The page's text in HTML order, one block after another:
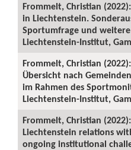
Frommelt, Christian
in Liechtenstein.
Sportumfrage und
Liechtenstein-Institut,
Frommelt, Christian
Übersicht nach
im Rahmen des
Liechtenstein-Institut,
Frommelt, Christian
Liechtenstein relations
ongoing institutional